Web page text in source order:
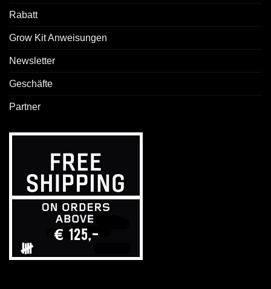
Rabatt
Grow Kit Anweisungen
Newsletter
Geschäfte
Partner